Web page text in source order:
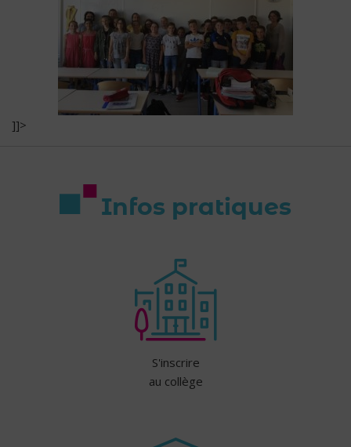
]]>
Infos pratiques
S'inscrire
au collège